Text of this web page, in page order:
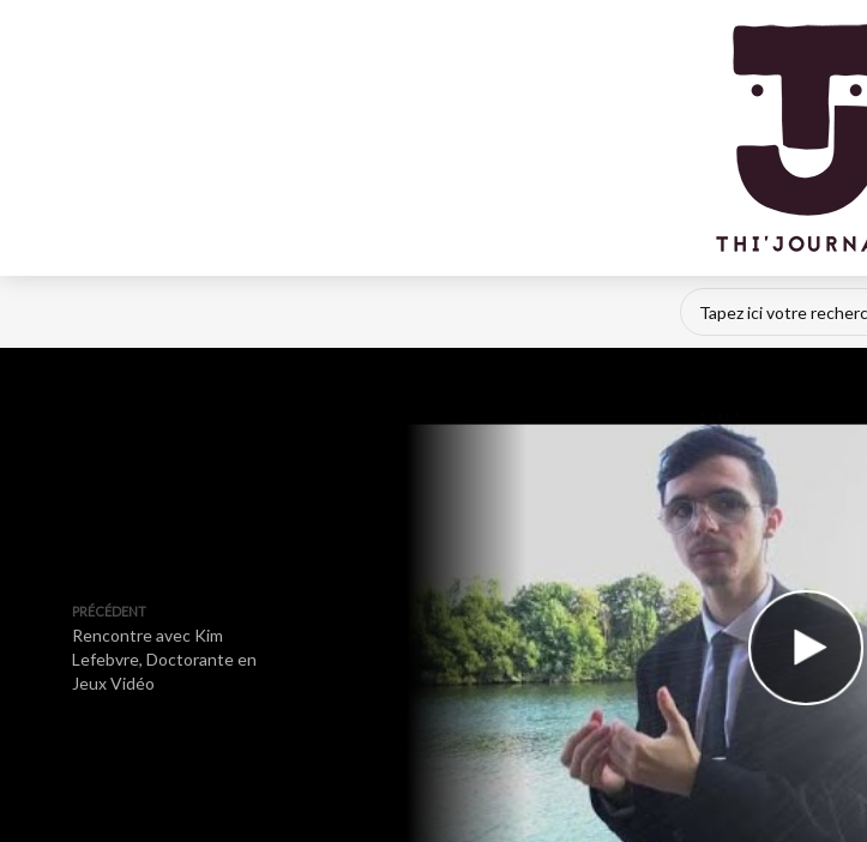
PRÉCÉDENT
Rencontre avec Kim
Lefebvre, Doctorante en
Jeux Vidéo